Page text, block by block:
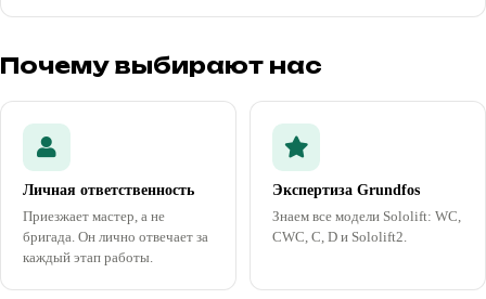
Почему выбирают нас
Личная ответственность
Приезжает мастер, а не
бригада. Он лично отвечает за
каждый этап работы.
Экспертиза Grundfos
Знаем все модели Sololift: WC,
CWC, C, D и Sololift2.